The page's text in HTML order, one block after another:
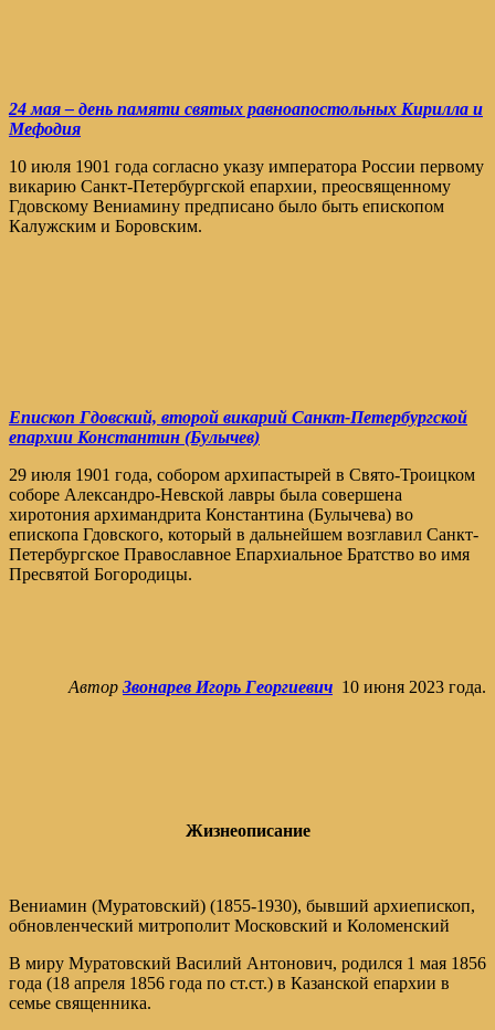
24 мая – день памяти святых равноапостольных Кирилла и
Мефодия
10 июля 1901 года согласно указу императора России первому
викарию Санкт-Петербургской епархии, преосвященному
Гдовскому Вениамину предписано было быть епископом
Калужским и Боровским.
Епископ Гдовский, второй викарий Санкт-Петербургской
епархии Константин (Булычев)
29 июля 1901 года, собором архипастырей в Свято-Троицком
соборе Александро-Невской лавры была совершена
хиротония архимандрита Константина (Булычева) во
епископа Гдовского, который в дальнейшем возглавил Санкт-
Петербургское Православное Епархиальное Братство во имя
Пресвятой Богородицы.
Автор Звонарев Игорь Георгиевич 10 июня 2023 года.
Жизнеописание
Вениамин (Муратовский) (1855-1930), бывший архиепископ,
обновленческий митрополит Московский и Коломенский
В миру Муратовский Василий Антонович, родился 1 мая 1856
года (18 апреля 1856 года по ст.ст.) в Казанской епархии в
семье священника.